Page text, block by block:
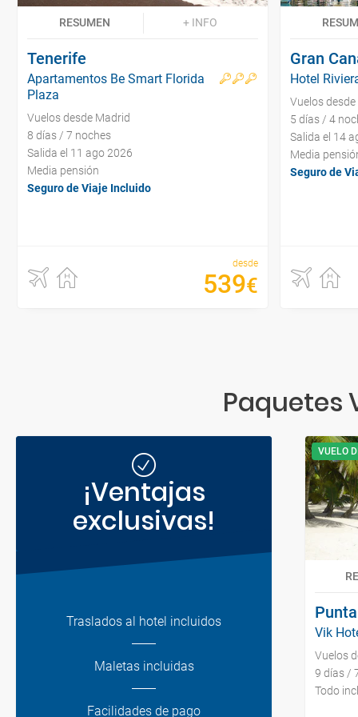
RESUMEN + INFO
Tenerife
Apartamentos Be Smart Florida
Plaza
Vuelos desde Madrid
8 días / 7 noches
Salida el 11 ago 2026
Media pensión
Seguro de Viaje Incluido
desde
539€
Gran
Hotel
Vuelos
5 días / 4
Salida el 14
Media
Seguro de
Paquetes
¡Ventajas
exclusivas!
Traslados al hotel incluidos
Maletas incluidas
Facilidades de pago
VUELO
Vik
Vuelos
9 días /
Todo